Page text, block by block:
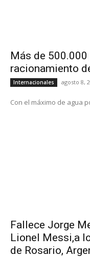
Más de
racionamiento
Internacionales agosto 8,
Con el máximo de agua
Fallece Jorge
Lionel Messi,a
de Rosario,